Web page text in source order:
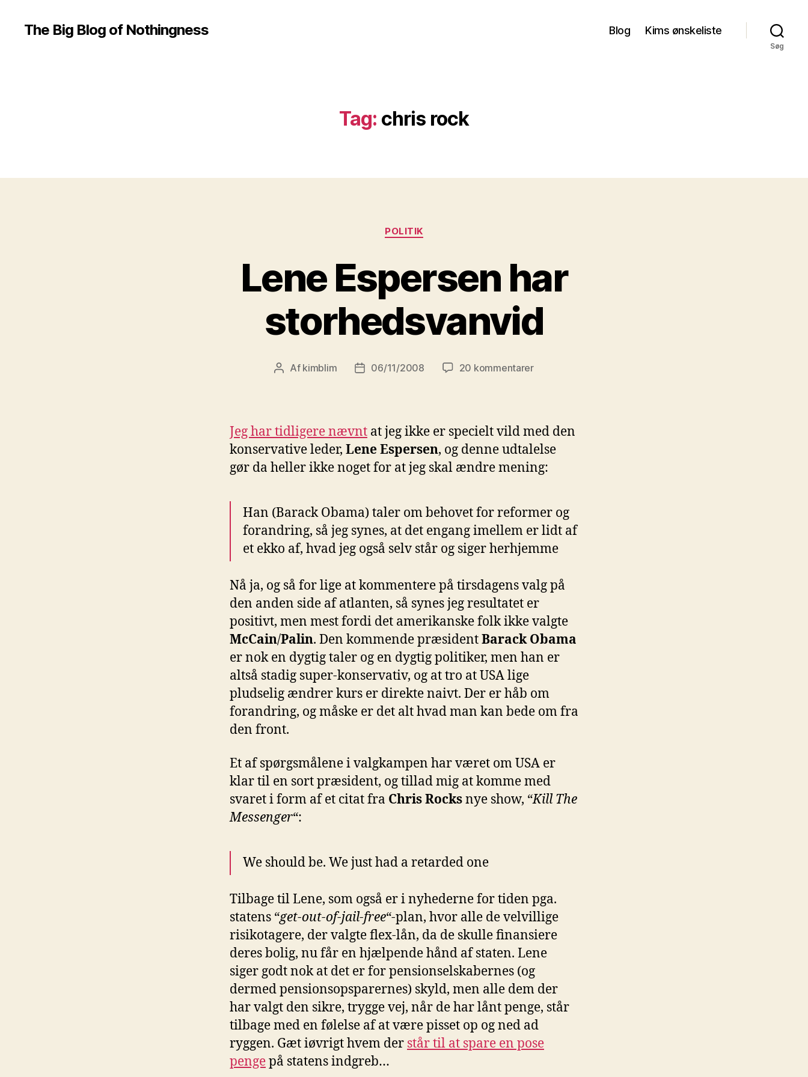
The Big Blog of Nothingness Blog Kims ønskeliste
Søg
Tag: chris rock
Kategorier
POLITIK
Lene Espersen har
storhedsvanvid
Indlægsforfatter
Af kimblim Indlægsdato
06/11/2008 20 kommentarertil
storhedsvanvid
Jeg har tidligere nævnt at jeg ikke er specielt vild med den
konservative leder, Lene Espersen, og denne udtalelse
gør da heller ikke noget for at jeg skal ændre mening:
Han (Barack Obama) taler om behovet for reformer og
forandring, så jeg synes, at det engang imellem er lidt af
et ekko af, hvad jeg også selv står og siger herhjemme
Nå ja, og så for lige at kommentere på tirsdagens valg på
den anden side af atlanten, så synes jeg resultatet er
positivt, men mest fordi det amerikanske folk ikke valgte
McCain/Palin. Den kommende præsidentBarack Obama
er nok en dygtig taler og en dygtig politiker, men han er
altså stadig super-konservativ, og at tro at USA lige
pludselig ændrer kurs er direkte naivt. Der er håb om
forandring, og måske er det alt hvad man kan bede om fra
den front.
Et af spørgsmålene i valgkampen har været om USA er
klar til en sort præsident, og tillad mig at komme med
svaret i form af et citat fra Chris Rocksnye show, “Kill The
Messenger“:
We should be. We just had a retarded one
Tilbage til Lene, som også er i nyhederne for tiden pga.
statens “get-out-of-jail-free“-plan, hvor alle de velvillige
risikotagere, der valgte flex-lån, da de skulle finansiere
deres bolig, nu får en hjælpende hånd af staten. Lene
siger godt nok at det er for pensionselskabernes (og
dermed pensionsopsparernes) skyld, men alle dem der
har valgt den sikre, trygge vej, når de har lånt penge, står
tilbage med en følelse af at være pisset op og ned ad
ryggen. Gæt iøvrigt hvem der står til at spare en pose
pengepå statens indgreb…